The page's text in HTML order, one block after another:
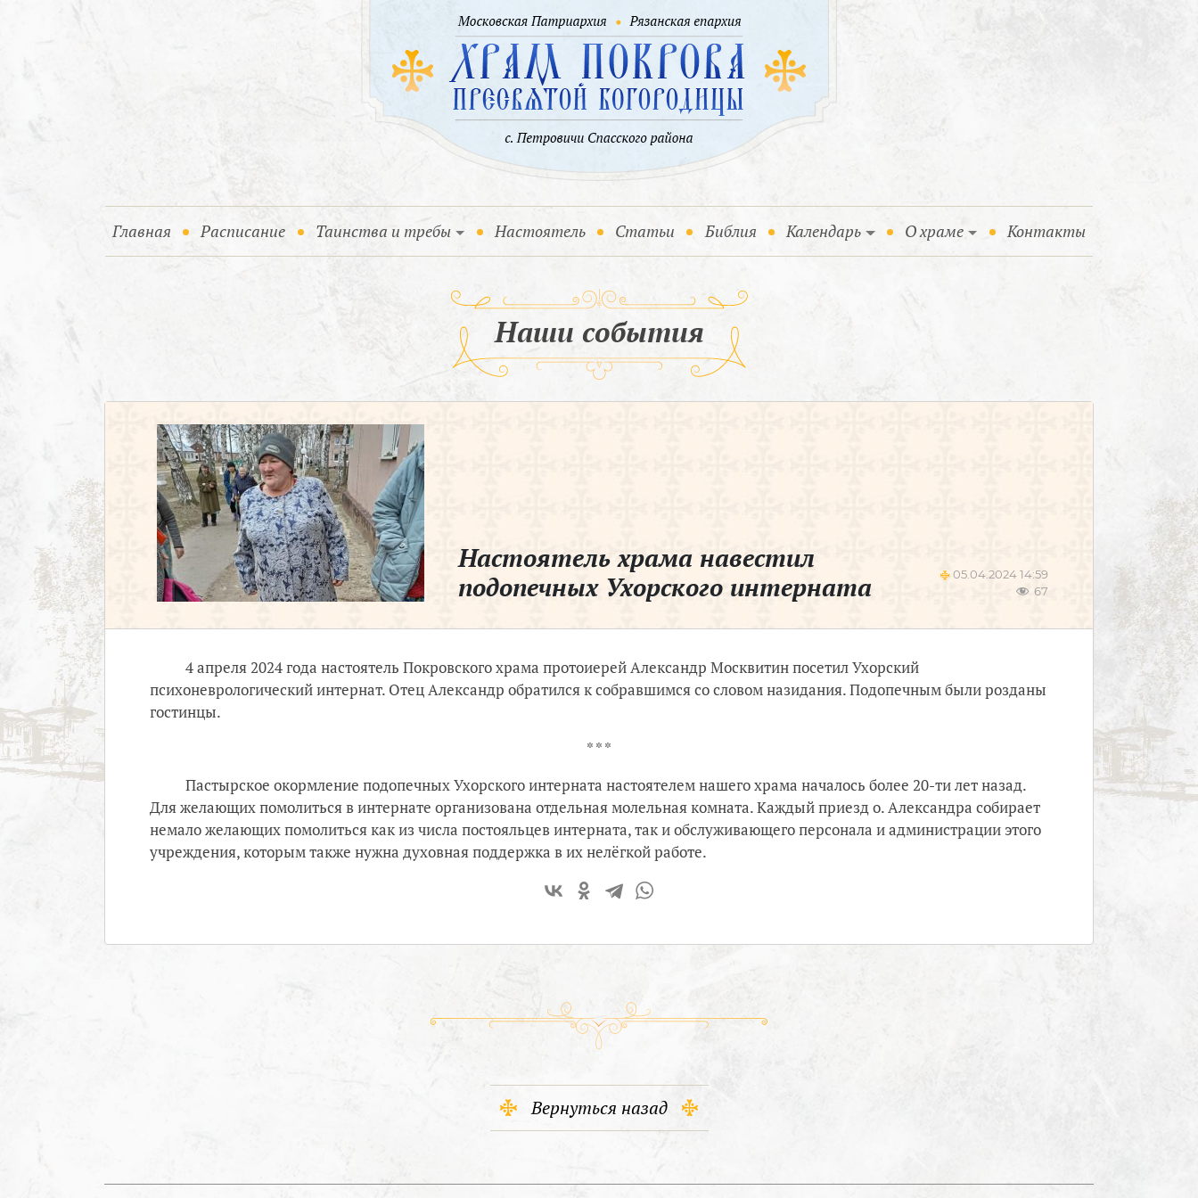
Главная (current)
Расписание Таинства и требы Настоятель Статьи Библия Календарь О храме Контакты
Наши события
Настоятель храма навестил
подопечных Ухорского интерната
05.04.2024 14:59
67
4 апреля 2024 года настоятель Покровского храма протоиерей Александр Москвитин посетил Ухорский
психоневрологический интернат. Отец Александр обратился к собравшимся со словом назидания. Подопечным были розданы
гостинцы.
* * *
Пастырское окормление подопечных Ухорского интерната настоятелем нашего храма началось более 20-ти лет назад.
Для желающих помолиться в интернате организована отдельная молельная комната. Каждый приезд о. Александра собирает
немало желающих помолиться как из числа постояльцев интерната, так и обслуживающего персонала и администрации этого
учреждения, которым также нужна духовная поддержка в их нелёгкой работе.
Вернуться назад